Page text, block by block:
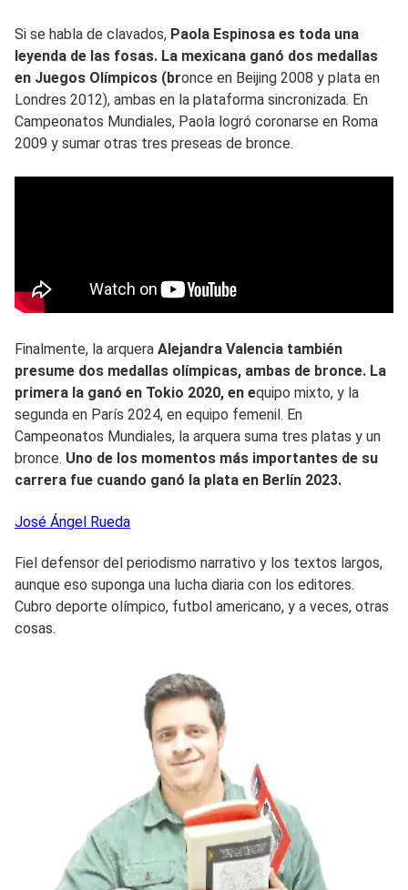
Si se habla de clavados, Paola Espinosa es toda una
leyenda de las fosas. La mexicana ganó dos medallas
en Juegos Olímpicos (bronce en Beijing 2008 y plata en
Londres 2012), ambas en la plataforma sincronizada. En
Campeonatos Mundiales, Paola logró coronarse en Roma
2009 y sumar otras tres preseas de bronce.
Finalmente, la arquera Alejandra Valencia también
presume dos medallas olímpicas, ambas de bronce. La
primera la ganó en Tokio 2020, en equipo mixto, y la
segunda en París 2024, en equipo femenil. En
Campeonatos Mundiales, la arquera suma tres platas y un
bronce. Uno de los momentos más importantes de su
carrera fue cuando ganó la plata en Berlín 2023.
José Ángel Rueda
Fiel defensor del periodismo narrativo y los textos largos,
aunque eso suponga una lucha diaria con los editores.
Cubro deporte olímpico, futbol americano, y a veces, otras
cosas.